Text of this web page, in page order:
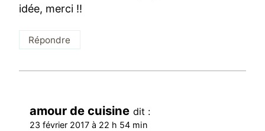
idée, merci !!
Répondre
amour de cuisine dit :
23 février 2017 à 22 h 54 min